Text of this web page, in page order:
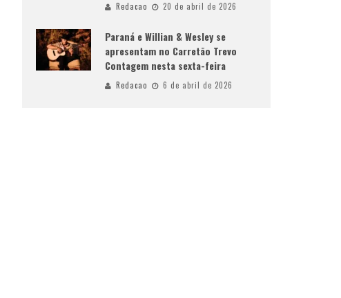
Redacao 20 de abril de 2026
Paraná e Willian & Wesley se
apresentam no Carretão Trevo
Contagem nesta sexta-feira
Redacao 6 de abril de 2026